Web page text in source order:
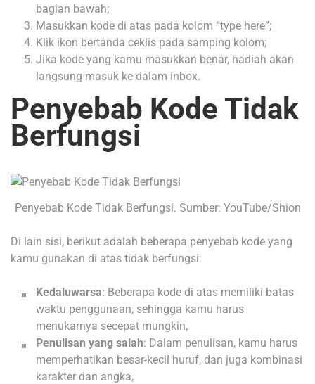
bagian bawah;
Masukkan kode di atas pada kolom “type here”;
Klik ikon bertanda ceklis pada samping kolom;
Jika kode yang kamu masukkan benar, hadiah akan
langsung masuk ke dalam inbox.
Penyebab Kode Tidak
Berfungsi
Penyebab Kode Tidak Berfungsi. Sumber: YouTube/Shion
Di lain sisi, berikut adalah beberapa penyebab kode yang
kamu gunakan di atas tidak berfungsi:
Kedaluwarsa: Beberapa kode di atas memiliki batas
waktu penggunaan, sehingga kamu harus
menukarnya secepat mungkin,
Penulisan yang salah: Dalam penulisan, kamu harus
memperhatikan besar-kecil huruf, dan juga kombinasi
karakter dan angka,